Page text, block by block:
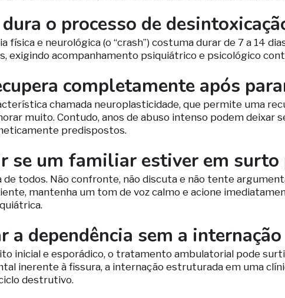
o processo de
física e neurológica (o “crash”) costuma durar de 7 a 14
exigindo acompanhamento psiquiátrico e psicológico
completamente após
chamada neuroplasticidade, que permite uma
muito. Contudo, anos de abuso intenso podem
predispostos.
se um familiar estiver em surto
de todos. Não confronte, não discuta e não tente
mantenha um tom de voz calmo e acione
a dependência sem a
inicial e esporádico, o tratamento ambulatorial pode
inerente à fissura, a internação estruturada em uma
destrutivo.